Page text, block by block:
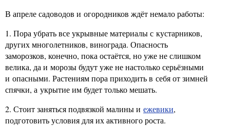
В апреле садоводов и огородников ждёт немало работы:
1. Пора убрать все укрывные материалы с кустарников,
других многолетников, винограда. Опасность
заморозков, конечно, пока остаётся, но уже не слишком
велика, да и морозы будут уже не настолько серьёзными
и опасными. Растениям пора приходить в себя от зимней
спячки, а укрытие им будет только мешать.
2. Стоит заняться подвязкой малины и ежевики,
подготовить условия для их активного роста.